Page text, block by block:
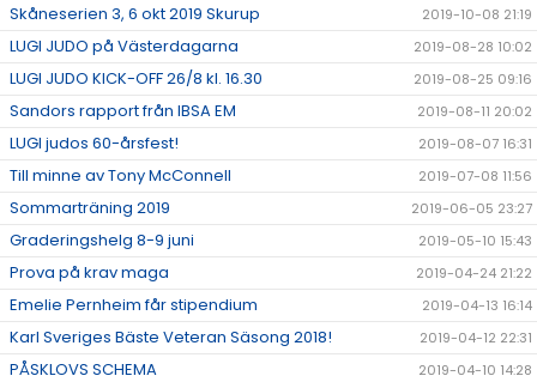
Skåneserien 3, 6 okt 2019 Skurup 2019-10-08 21:19
LUGI JUDO på Västerdagarna 2019-08-28 10:02
LUGI JUDO KICK-OFF 26/8 kl. 16.30 2019-08-25 09:16
Sandors rapport från IBSA EM 2019-08-11 20:02
LUGI judos 60-årsfest! 2019-08-07 16:31
Till minne av Tony McConnell 2019-07-08 11:56
Sommarträning 2019 2019-06-05 23:27
Graderingshelg 8-9 juni 2019-05-10 15:43
Prova på krav maga 2019-04-24 21:22
Emelie Pernheim får stipendium 2019-04-13 16:14
Karl Sveriges Bäste Veteran Säsong 2018! 2019-04-12 22:31
PÅSKLOVS SCHEMA 2019-04-10 14:28